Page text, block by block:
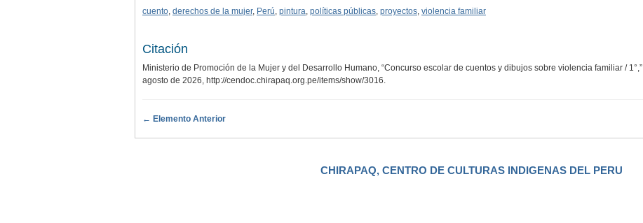
cuento derechos de la mujer, Perú pintura políticas públicas proyectos violencia familiar
Citación
Ministerio de Promoción de la Mujer y del Desarrollo Humano, “Concurso escolar de cuentos y dibujos sobre violencia familiar / 1°,”
agosto de 2026, http://cendoc.chirapaq.org.pe/items/show/3016
← Elemento Anterior
CHIRAPAQ, CENTRO DE CULTURAS INDIGENAS DEL PERU